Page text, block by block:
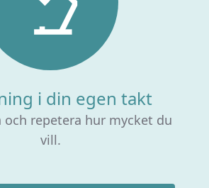
i din egen takt
och repetera hur mycket du
vill.